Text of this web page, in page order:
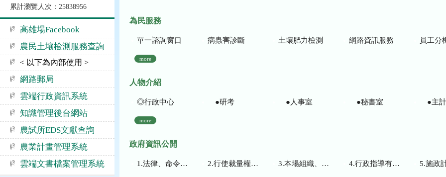
累計瀏覽人次：25838956
高雄場Facebook
農民土壤檢測服務查詢
< 以下為內部使用 >
網路郵局
雲端行政資訊系統
知識管理後台網站
農試所EDS文獻查詢
農業計畫管理系統
雲端文書檔案管理系統
為民服務
單一諮詢窗口 病蟲害診斷 土壤肥力檢測 網路資訊服務 員工分
more
人物介紹
◎行政中心 ●研考 ●人事室 ●秘書室 ●主
more
政府資訊公開
1.法律、命令、法規命令 2.行使裁量權而訂頒之解釋性規定及裁量基準 3.本場組織、職掌及聯絡資訊 4.行政指導有關文書 5.施政計畫、業務統